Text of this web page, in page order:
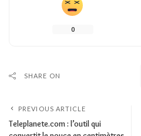
0
SHARE ON
PREVIOUS ARTICLE
Teleplanete.com : l’outil qui